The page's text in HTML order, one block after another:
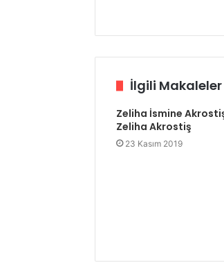
İlgili Makaleler
Zeliha İsmine
Zeliha Akrostiş
23 Kasım 2019